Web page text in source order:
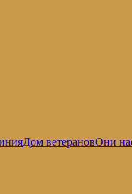
Дом ветерановОни